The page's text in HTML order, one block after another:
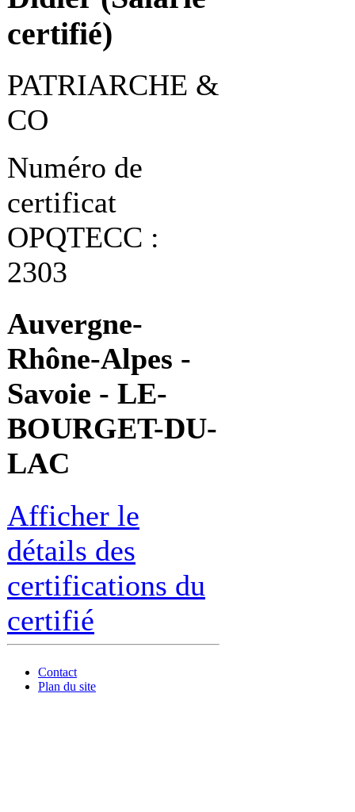
certifié)
PATRIARCHE &
CO
Numéro de
certificat
OPQTECC :
2303
Auvergne-
Rhône-Alpes -
Savoie - LE-
BOURGET-DU-
LAC
Afficher le
détails des
certifications du
certifié
Contact
Plan du site